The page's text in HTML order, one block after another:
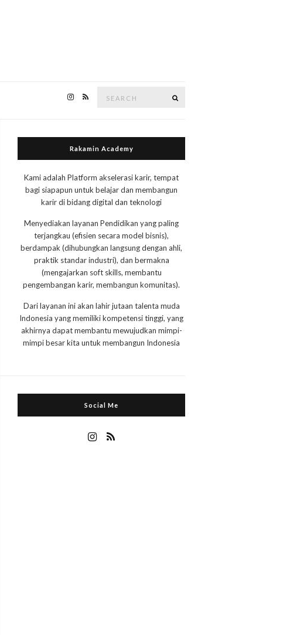
Rakamin Academy
Kami adalah Platform akselerasi karir, tempat
bagi siapapun untuk belajar dan membangun
karir di bidang digital dan teknologi
Menyediakan layanan Pendidikan yang paling
terjangkau (efisien secara model bisnis),
berdampak (dihubungkan langsung dengan ahli,
praktik standar industri), dan bermakna
(mengajarkan soft skills, membantu
pengembangan karir, membangun komunitas).
Dari layanan ini akan lahir jutaan talenta muda
Indonesia yang memiliki kompetensi tinggi, yang
akhirnya dapat membantu mewujudkan mimpi-
mimpi besar kita untuk membangun Indonesia
Social Me